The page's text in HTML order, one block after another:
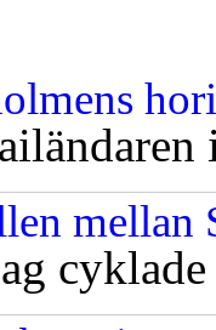
mellan